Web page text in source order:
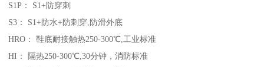
S1P： S1+防穿刺
S3： S1+防水+防刺穿,防滑外底
HRO： 鞋底耐接触热250-300℃,工业标准
HI： 隔热250-300℃,30分钟，消防标准